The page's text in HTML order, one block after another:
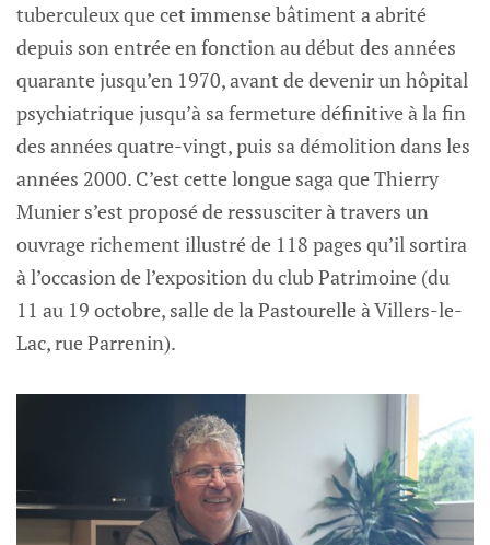
tuberculeux que cet immense bâtiment a abrité
depuis son entrée en fonction au début des années
quarante jusqu’en 1970, avant de devenir un hôpital
psychiatrique jusqu’à sa fermeture définitive à la fin
des années quatre-vingt, puis sa démolition dans les
années 2000. C’est cette longue saga que Thierry
Munier s’est proposé de ressusciter à travers un
ouvrage richement illustré de 118 pages qu’il sortira
à l’occasion de l’exposition du club Patrimoine (du
11 au 19 octobre, salle de la Pastourelle à Villers-le-
Lac, rue Parrenin).